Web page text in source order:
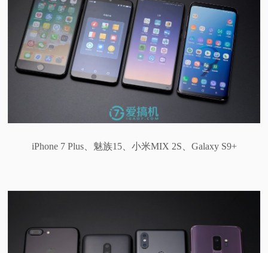
iPhone 7 Plus、魅族15、小米MIX 2S、Galaxy S9+